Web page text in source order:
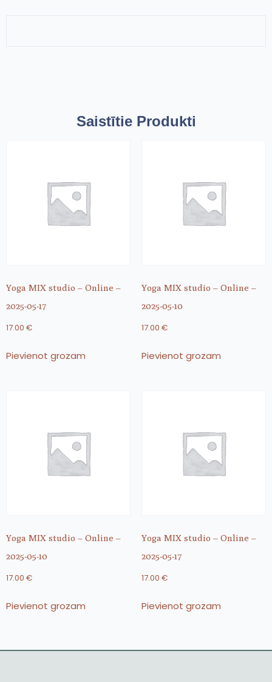
Saistītie Produkti
Yoga MIX studio – Online –
2025-05-17
17.00 €
Pievienot grozam
Yoga MIX studio – Online –
2025-05-10
17.00 €
Pievienot grozam
Yoga MIX studio – Online –
2025-05-10
17.00 €
Pievienot grozam
Yoga MIX studio – Online –
2025-05-17
17.00 €
Pievienot grozam